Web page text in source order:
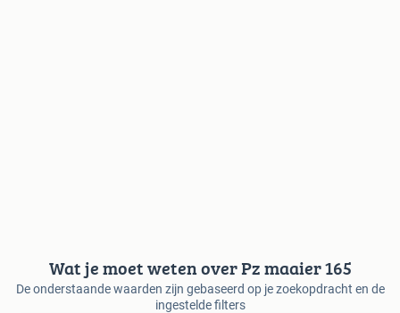
Wat je moet weten over Pz maaier 165
De onderstaande waarden zijn gebaseerd op je zoekopdracht en de
ingestelde filters